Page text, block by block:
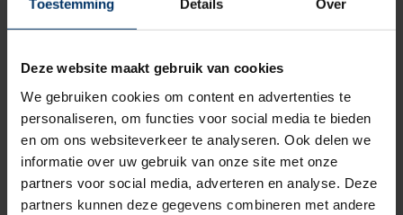
Toestemming Details Over
Deze website maakt gebruik van cookies
We gebruiken cookies om content en advertenties te
personaliseren, om functies voor social media te bieden
en om ons websiteverkeer te analyseren. Ook delen we
informatie over uw gebruik van onze site met onze
partners voor social media, adverteren en analyse. Deze
partners kunnen deze gegevens combineren met andere
Model Laag
Sluiting Veter
Bovenmateriaal Textiel